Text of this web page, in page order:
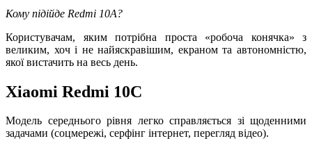
Кому підійде Redmi 10A?
Користувачам, яким потрібна проста «робоча конячка» з
великим, хоч і не найяскравішим, екраном та автономністю,
якої вистачить на весь день.
Xiaomi Redmi 10C
Модель середнього рівня легко справляється зі щоденними
задачами (соцмережі, серфінг інтернет, перегляд відео).